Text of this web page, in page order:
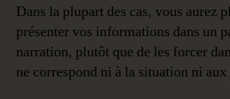
Dans la plupart des cas, vous aurez
présenter vos informations dans un
narration, plutôt que de les forcer
ne correspond ni à la situation ni aux